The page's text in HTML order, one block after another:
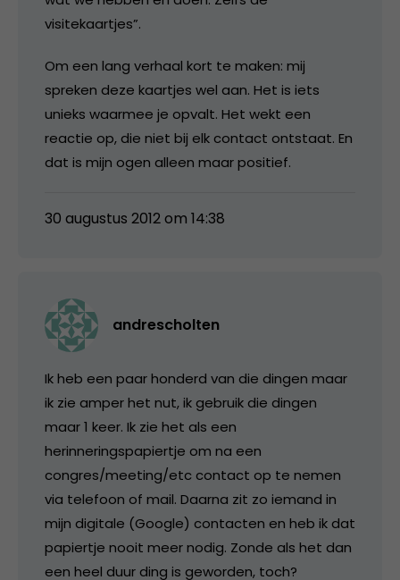
visitekaartjes”.
Om een lang verhaal kort te maken: mij
spreken deze kaartjes wel aan. Het is iets
unieks waarmee je opvalt. Het wekt een
reactie op, die niet bij elk contact ontstaat. En
dat is mijn ogen alleen maar positief.
30 augustus 2012 om 14:38
andrescholten
Ik heb een paar honderd van die dingen maar
ik zie amper het nut, ik gebruik die dingen
maar 1 keer. Ik zie het als een
herinneringspapiertje om na een
congres/meeting/etc contact op te nemen
via telefoon of mail. Daarna zit zo iemand in
mijn digitale (Google) contacten en heb ik dat
papiertje nooit meer nodig. Zonde als het dan
een heel duur ding is geworden, toch?